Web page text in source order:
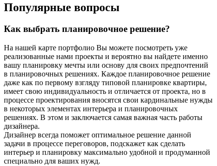
Популярные вопросы
Как выбрать планировочное решение?
На нашей карте портфолио Вы можете посмотреть уже
реализованные нами проекты и вероятно вы найдете именно
вашу планировку мечты или основу для своих предпочтений
в планировочных решениях. Каждое планировочное решение
даже как по первому взгляду типовой планировке квартиры,
имеет свою индивидуальность и отличается от проекта, но в
процессе проектирования вносятся свои кардинальные нужды
в некоторых элементах интерьера и планировочных
решениях. В этом и заключается самая важная часть работы
дизайнера.
Дизайнер всегда поможет оптимальное решение данной
задачи в процессе переговоров, подскажет как сделать
интерьер и планировку максимально удобной и продуманной
специально для ваших нужд.